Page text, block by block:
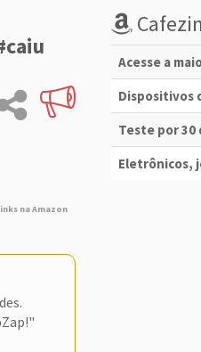
na Amazon
Acesse a
Dispositivos
Teste por 30
Eletrônicos,